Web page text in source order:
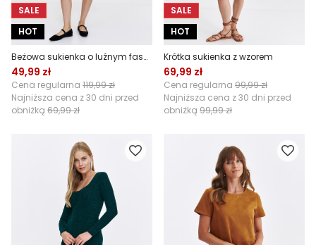
SALE
HOT
Beżowa sukienka o luźnym fasonie
49,99 zł
Cena regularna 119,99 zł
Najniższa cena z 30 dni przed
obniżką 69,99 zł
SALE
HOT
Krótka sukienka z wzorem
69,99 zł
Cena regularna 99,99 zł
Najniższa cena z 30 dni przed
obniżką 99,99 zł